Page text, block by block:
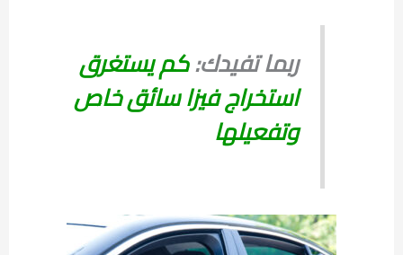
ربما تفيدك:كم يستغرق
استخراج فيزا سائق خاص
وتفعيلها